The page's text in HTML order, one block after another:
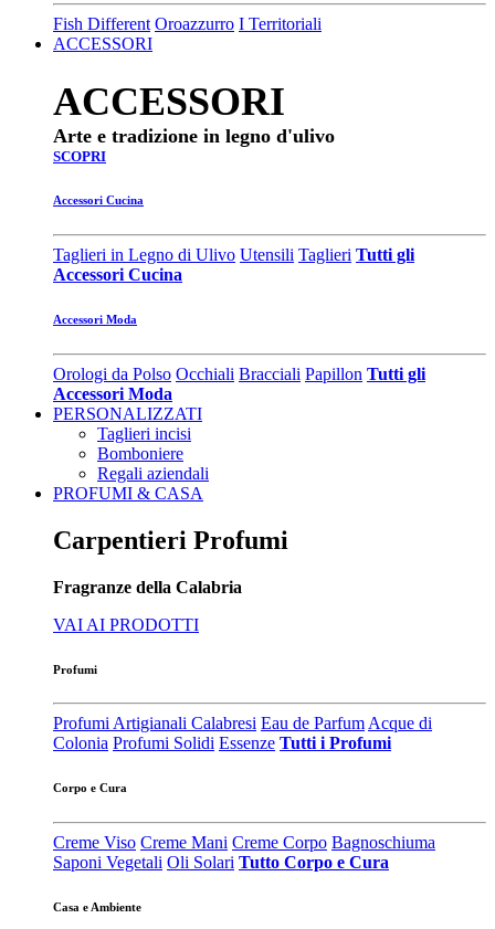
Fish Different Oroazzurro I Territoriali
ACCESSORI
ACCESSORI
Arte e tradizione in legno d'ulivo
SCOPRI
Accessori Cucina
Taglieri in Legno di Ulivo Utensili Taglieri Tutti gli
Accessori Cucina
Accessori Moda
Orologi da Polso Occhiali Bracciali Papillon Tutti gli
Accessori Moda
PERSONALIZZATI
Taglieri incisi
Bomboniere
Regali aziendali
PROFUMI & CASA
Carpentieri Profumi
Fragranze della Calabria
VAI AI PRODOTTI
Profumi
Profumi Artigianali Calabresi Eau de ParfumAcque di
Colonia Profumi Solidi Essenze Tutti i Profumi
Corpo e Cura
Creme Viso Creme Mani Creme Corpo Bagnoschiuma
Saponi Vegetali Oli Solari Tutto Corpo e Cura
Casa e Ambiente